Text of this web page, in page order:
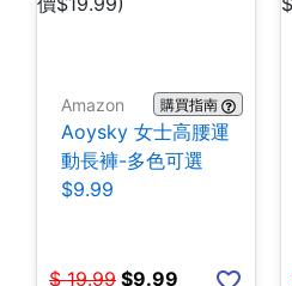
Amazon 購買指南
Aoysky 女士高腰運
動長褲-多色可選
$9.99
$ 19.99 $9.99